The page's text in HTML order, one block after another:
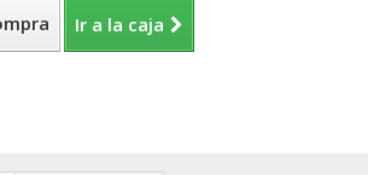
Ir a la caja